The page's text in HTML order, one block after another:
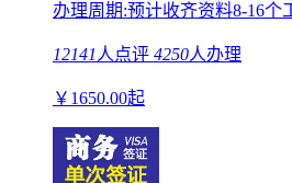
办理周期:预计收齐资料8-16个
12141 人点评 4250人办理
￥ 1650.00起